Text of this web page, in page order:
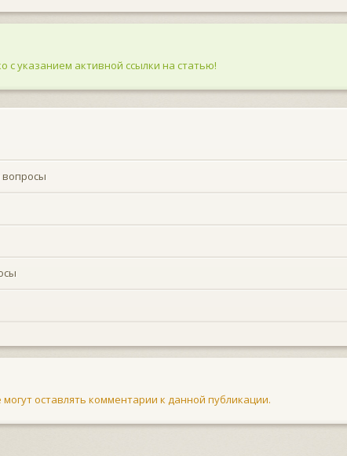
с указанием активной ссылки на статью!
вопросы
могут оставлять комментарии к данной публикации.